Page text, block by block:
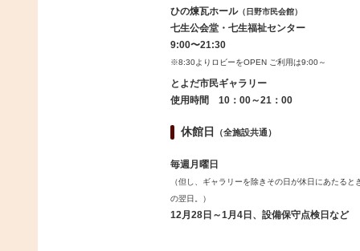
ひの煉瓦ホール（日野市民会館）
七生公会堂・七生福祉センター
9:00〜21:30
※8:30よりロビーをOPEN ご利用は9:00～
とよだ市民ギャラリー
使用時間 10：00～21：00
休館日 （全施設共通）
毎週月曜日
（但し、ギャラリーを除きその日が休日にあたると
の翌日。）
12月28日～1月4日、設備保守点検日など